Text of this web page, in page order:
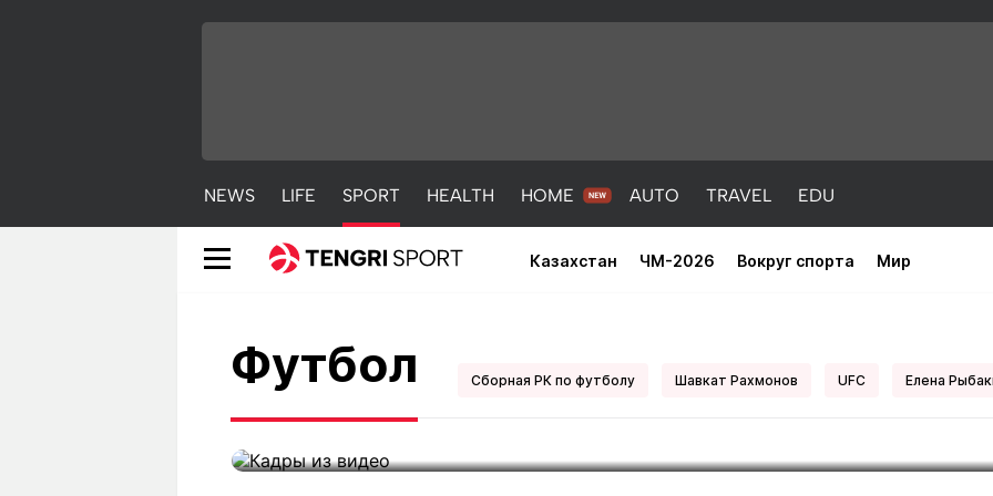
NEWS LIFE SPORT HEALTH HOME AUTO TRAVEL EDU
Казахстан ЧМ-2026 Вокруг спорта Мир
NEWS LIFE
Футбол Сборная РК по футболу Шавкат Рахмонов UFC Елена
Лучший гол года? В УЕФА отметили суперудар
сборной Казахстана